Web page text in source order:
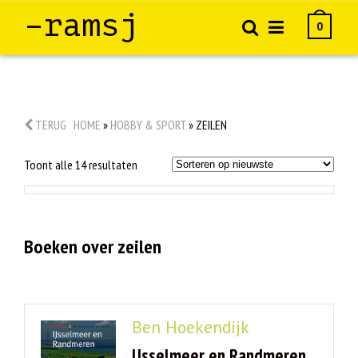
–ramsj 0
TERUG HOME » HOBBY & SPORT» ZEILEN
Toont alle 14 resultaten Gesorteerd
nieuwste
Boeken over zeilen
Ben Hoekendijk